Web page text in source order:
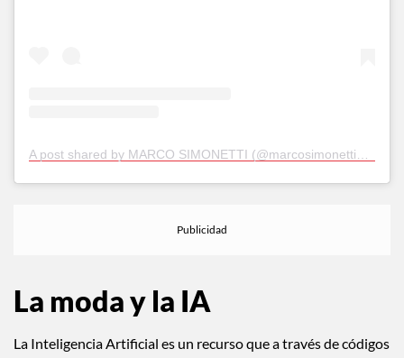
La moda y la IA
La Inteligencia Artificial es un recurso que a través de códigos